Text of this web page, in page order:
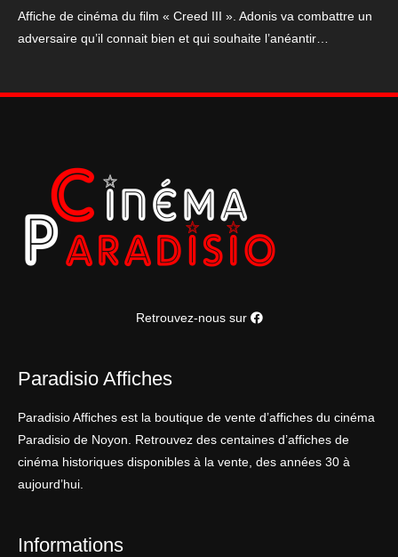
Affiche de cinéma du film « Creed III ». Adonis va combattre un
adversaire qu’il connait bien et qui souhaite l’anéantir…
Retrouvez-nous sur
Paradisio Affiches
Paradisio Affiches est la boutique de vente d’affiches du cinéma
Paradisio de Noyon. Retrouvez des centaines d’affiches de
cinéma historiques disponibles à la vente, des années 30 à
aujourd’hui.
Informations